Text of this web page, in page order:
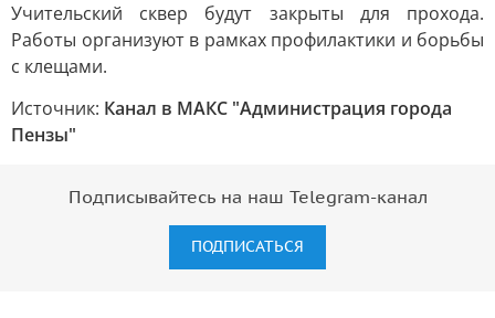
Учительский сквер будут закрыты для прохода.
Работы организуют в рамках профилактики и борьбы
с клещами.
Источник: Канал в МАКС "Администрация города
Пензы"
Подписывайтесь на наш Telegram-канал
ПОДПИСАТЬСЯ